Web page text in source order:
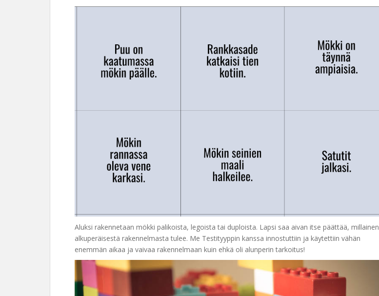
Aluksi rakennetaan mökki palikoista, legoista tai duploista. Lapsi saa aivan itse päättää, millainen
alkuperäisestä rakennelmasta tulee. Me Testityyppin kanssa innostuttiin ja käytettiin vähän
enemmän aikaa ja vaivaa rakennelmaan kuin ehkä oli alunperin tarkoitus!